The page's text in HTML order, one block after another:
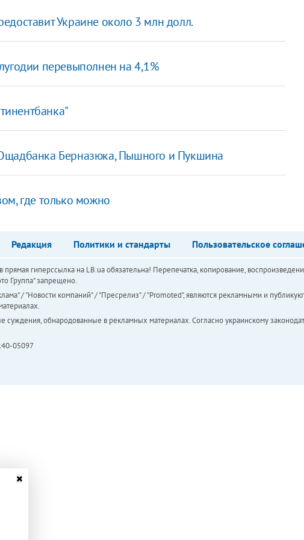
Украине около 3 млн долл.
перевыполнен на 4,1%
Берназюка, Пышного и Пукшина
где только можно
Редакция Политики и стандарты Пользовательское
гиперссылка на LB.ua обязательна! Перепечатка, копирование,
Группа" запрещено.
/ "Новости компаний" / "Пресрелиз" / "Promoted", являются рекламными и
суждения, обнародованные в рекламных материалах. Согласно украинскому
05097